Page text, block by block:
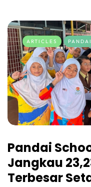
ARTICLES PANDAI
Pandai
Jangkau
Terbesar